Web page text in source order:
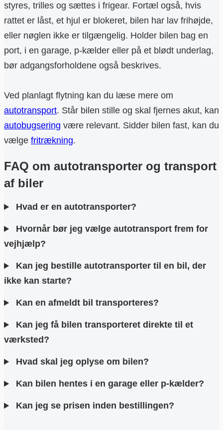
styres, trilles og sættes i frigear. Fortæl også, hvis
rattet er låst, et hjul er blokeret, bilen har lav frihøjde,
eller nøglen ikke er tilgængelig. Holder bilen bag en
port, i en garage, p-kælder eller på et blødt underlag,
bør adgangsforholdene også beskrives.
Ved planlagt flytning kan du læse mere om
autotransport. Står bilen stille og skal fjernes akut, kan
autobugsering være relevant. Sidder bilen fast, kan du
vælge fritrækning.
FAQ om autotransporter og transport
af biler
Hvad er en autotransporter?
Hvornår bør jeg vælge autotransport frem for
vejhjælp?
Kan jeg bestille autotransporter til en bil, der
ikke kan starte?
Kan en afmeldt bil transporteres?
Kan jeg få bilen transporteret direkte til et
værksted?
Hvad skal jeg oplyse om bilen?
Kan bilen hentes i en garage eller p-kælder?
Kan jeg se prisen inden bestillingen?